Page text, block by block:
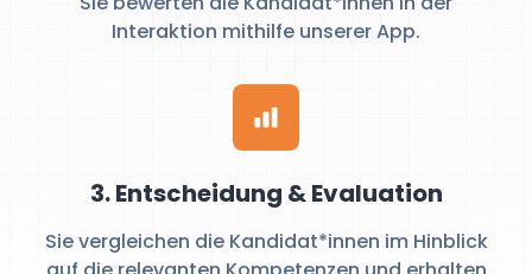
Interaktion mithilfe unserer App.
3. Entscheidung & Evaluation
Sie vergleichen die Kandidat*innen im Hinblick